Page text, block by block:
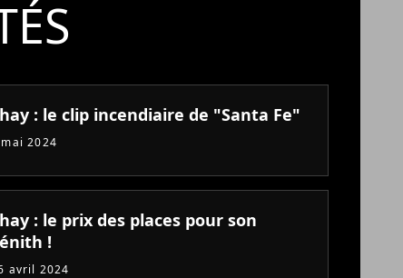
: le clip incendiaire de "Santa Fe"
2024
: le prix des places pour son
!
avril 2024